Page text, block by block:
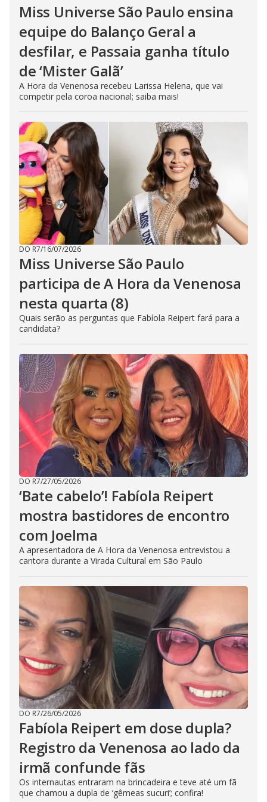
Miss Universe São Paulo ensina
equipe do Balanço Geral a
desfilar, e Passaia ganha título
de ‘Mister Galã’
A Hora da Venenosa recebeu Larissa Helena, que vai
competir pela coroa nacional; saiba mais!
DO R7/16/07/2026
Miss Universe São Paulo
participa de A Hora da Venenosa
nesta quarta (8)
Quais serão as perguntas que Fabíola Reipert fará para a
candidata?
DO R7/27/05/2026
‘Bate cabelo’! Fabíola Reipert
mostra bastidores de encontro
com Joelma
A apresentadora de A Hora da Venenosa entrevistou a
cantora durante a Virada Cultural em São Paulo
DO R7/26/05/2026
Fabíola Reipert em dose dupla?
Registro da Venenosa ao lado da
irmã confunde fãs
Os internautas entraram na brincadeira e teve até um fã
que chamou a dupla de ‘gêmeas sucuri’; confira!